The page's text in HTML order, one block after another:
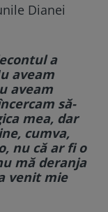
Dianei
a
aveam
aveam
să-
mea, dar
cumva,
nu că ar fi o
mă deranja
venit mie